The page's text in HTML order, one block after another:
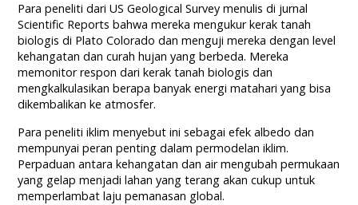
Para peneliti dari US Geological Survey menulis di jurnal
Scientific Reports bahwa mereka mengukur kerak tanah
biologis di Plato Colorado dan menguji mereka dengan level
kehangatan dan curah hujan yang berbeda. Mereka
memonitor respon dari kerak tanah biologis dan
mengkalkulasikan berapa banyak energi matahari yang bisa
dikembalikan ke atmosfer.
Para peneliti iklim menyebut ini sebagai efek albedo dan
mempunyai peran penting dalam permodelan iklim.
Perpaduan antara kehangatan dan air mengubah permukaan
yang gelap menjadi lahan yang terang akan cukup untuk
memperlambat laju pemanasan global.